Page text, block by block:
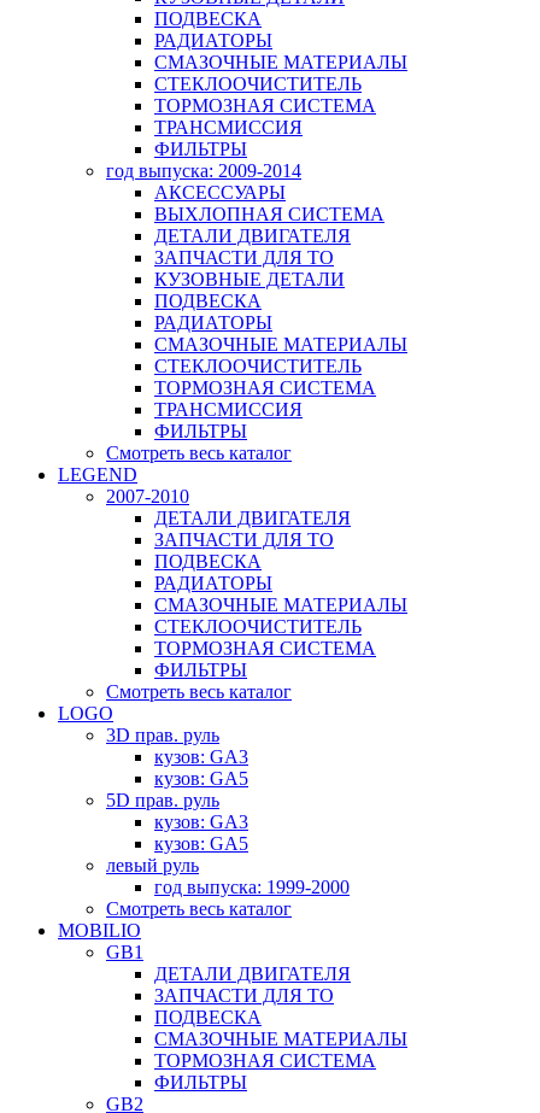
ПОДВЕСКА
РАДИАТОРЫ
СМАЗОЧНЫЕ МАТЕРИАЛЫ
СТЕКЛООЧИСТИТЕЛЬ
ТОРМОЗНАЯ СИСТЕМА
ТРАНСМИССИЯ
ФИЛЬТРЫ
год выпуска: 2009-2014
АКСЕССУАРЫ
ВЫХЛОПНАЯ СИСТЕМА
ДЕТАЛИ ДВИГАТЕЛЯ
ЗАПЧАСТИ ДЛЯ ТО
КУЗОВНЫЕ ДЕТАЛИ
ПОДВЕСКА
РАДИАТОРЫ
СМАЗОЧНЫЕ МАТЕРИАЛЫ
СТЕКЛООЧИСТИТЕЛЬ
ТОРМОЗНАЯ СИСТЕМА
ТРАНСМИССИЯ
ФИЛЬТРЫ
Смотреть весь каталог
LEGEND
2007-2010
ДЕТАЛИ ДВИГАТЕЛЯ
ЗАПЧАСТИ ДЛЯ ТО
ПОДВЕСКА
РАДИАТОРЫ
СМАЗОЧНЫЕ МАТЕРИАЛЫ
СТЕКЛООЧИСТИТЕЛЬ
ТОРМОЗНАЯ СИСТЕМА
ФИЛЬТРЫ
Смотреть весь каталог
LOGO
3D прав. руль
кузов: GA3
кузов: GA5
5D прав. руль
кузов: GA3
кузов: GA5
левый руль
год выпуска: 1999-2000
Смотреть весь каталог
MOBILIO
GB1
ДЕТАЛИ ДВИГАТЕЛЯ
ЗАПЧАСТИ ДЛЯ ТО
ПОДВЕСКА
СМАЗОЧНЫЕ МАТЕРИАЛЫ
ТОРМОЗНАЯ СИСТЕМА
ФИЛЬТРЫ
GB2